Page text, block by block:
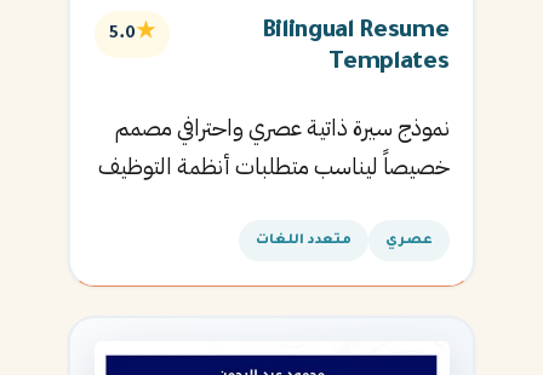
Bilingual Resume
Templates
★
5.0
نموذج سيرة ذاتية عصري واحترافي مصمم
خصيصاً ليناسب متطلبات أنظمة التوظيف
القادمة.
عصري متعدد اللغات